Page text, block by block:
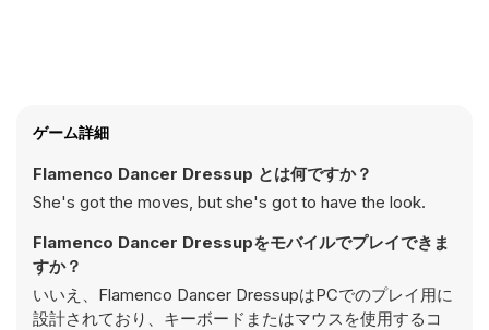
ゲーム詳細
Flamenco Dancer Dressup とは何ですか？
She's got the moves, but she's got to have the look.
Flamenco Dancer Dressupをモバイルでプレイできま
すか？
いいえ、Flamenco Dancer DressupはPCでのプレイ用に
設計されており、キーボードまたはマウスを使用するコ